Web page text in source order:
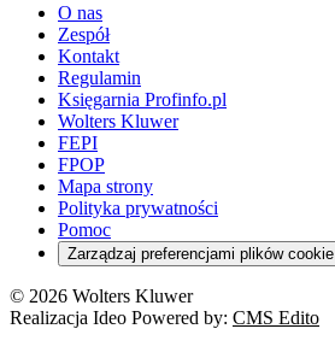
O nas
Zespół
Kontakt
Regulamin
Księgarnia Profinfo.pl
Wolters Kluwer
FEPI
FPOP
Mapa strony
Polityka prywatności
Pomoc
Zarządzaj preferencjami plików cookie
© 2026 Wolters Kluwer
Realizacja Ideo Powered by: CMS Edito